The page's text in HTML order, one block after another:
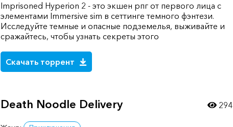
Imprisoned Hyperion 2 - это экшен рпг от первого лица с
элементами Immersive sim в сеттинге темного фэнтези.
Исследуйте темные и опасные подземелья, выживайте и
сражайтесь, чтобы узнать секреты этого
Скачать торрент
Death Noodle Delivery 294